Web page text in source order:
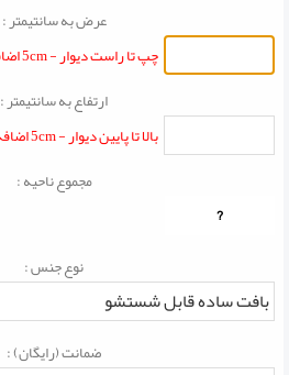
عرض به سانتیمتر :
چپ تا راست دیوار - 5cm اضافه شود
ارتفاع به سانتیمتر :
بالا تا پایین دیوار - 5cm اضافه شود
مجموع ناحیه :
?
نوع جنس :
ضمانت (رایگان) :